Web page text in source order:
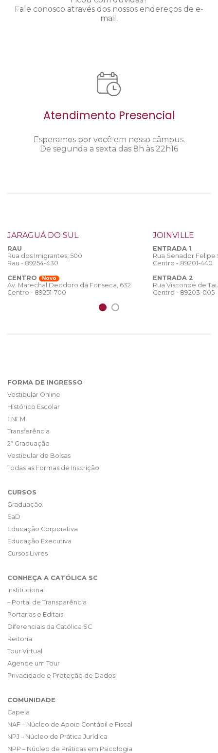
Fale conosco através dos nossos endereços de e-
mail.
Atendimento Presencial
Esperamos por você em nosso câmpus.
De segunda a sexta das 8h às 22h16
JARAGUÁ DO SUL
RAU
Rua dos Imigrantes, 500
Rau - 89254-430
CENTRO
Novo
Av. Marechal Deodoro da Fonseca, 632
Centro - 89251-700
JOINVILLE
ENTRADA 1
Rua Senador
Centro - 89201-440
ENTRADA 2
Rua Visconde de
Centro - 89203-005
FORMA DE INGRESSO
Vestibular Online
Histórico Escolar
ENEM
Transferência
2ª Graduação
Vestibular de Bolsas
Todas as Formas de Inscrição
CURSOS
Graduação
EaD
Educação Corporativa
Educação Executiva
Cursos Livres
CONHEÇA A CATÓLICA SC
Institucional
– Portal de Transparência
Portarias e Editais
Diferenciais da Católica SC
Reitoria
Tour Virtual
Agende um Tour
Privacidade e Proteção de Dados
COMUNIDADE
Capela
NAF – Núcleo de Apoio Contábil e Fiscal
NPJ – Núcleo de Prática Jurídica
NPP – Núcleo de Práticas em Psicologia